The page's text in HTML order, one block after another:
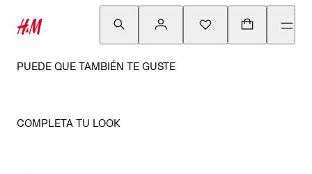
PUEDE QUE TAMBIÉN TE GUSTE
COMPLETA TU LOOK